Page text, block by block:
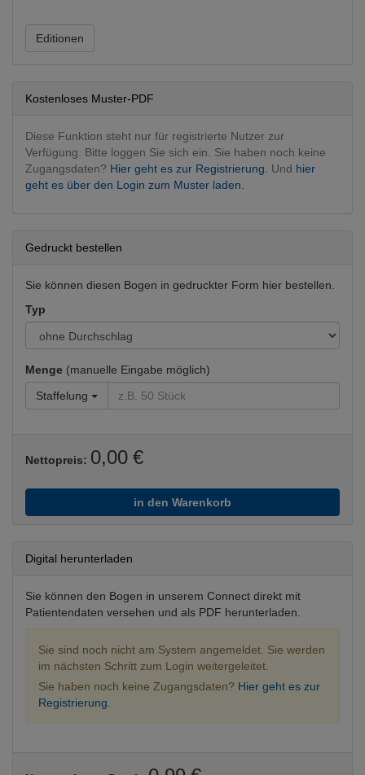
Chirurgie
Unfallchirurgie
Innere Medizin
Editionen
Kostenloses Muster-PDF
Diese Funktion steht nur für registrierte Nutzer zur
Verfügung. Bitte loggen Sie sich ein. Sie haben noch keine
Zugangsdaten? Hier geht es zur Registrierung. Und hier
geht es über den Login zum Muster laden.
Gedruckt bestellen
Sie können diesen Bogen in gedruckter Form hier bestellen.
Typ
Menge (manuelle Eingabe möglich)
Staffelung
Nettopreis: 0,00 €
in den Warenkorb
Digital herunterladen
Sie können den Bogen in unserem Connect direkt mit
Patientendaten versehen und als PDF herunterladen.
Sie sind noch nicht am System angemeldet. Sie werden
im nächsten Schritt zum Login weitergeleitet.
Sie haben noch keine Zugangsdaten? Hier geht es zur
Registrierung.